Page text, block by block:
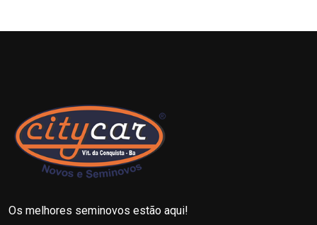
Os melhores seminovos estão aqui!